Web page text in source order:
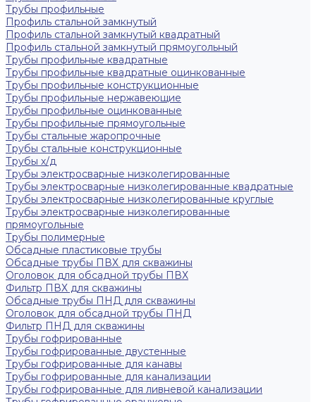
Трубы профильные
Профиль стальной замкнутый
Профиль стальной замкнутый квадратный
Профиль стальной замкнутый прямоугольный
Трубы профильные квадратные
Трубы профильные квадратные оцинкованные
Трубы профильные конструкционные
Трубы профильные нержавеющие
Трубы профильные оцинкованные
Трубы профильные прямоугольные
Трубы стальные жаропрочные
Трубы стальные конструкционные
Трубы х/д
Трубы электросварные низколегированные
Трубы электросварные низколегированные квадратные
Трубы электросварные низколегированные круглые
Трубы электросварные низколегированные
прямоугольные
Трубы полимерные
Обсадные пластиковые трубы
Обсадные трубы ПВХ для скважины
Оголовок для обсадной трубы ПВХ
Фильтр ПВХ для скважины
Обсадные трубы ПНД для скважины
Оголовок для обсадной трубы ПНД
Фильтр ПНД для скважины
Трубы гофрированные
Трубы гофрированные двустенные
Трубы гофрированные для канавы
Трубы гофрированные для канализации
Трубы гофрированные для ливневой канализации